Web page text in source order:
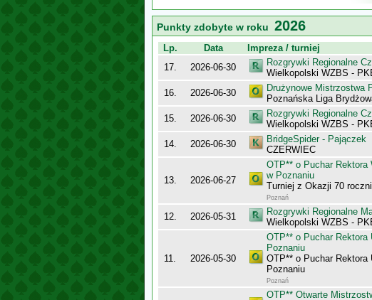
Punkty zdobyte w roku 2026
Lp. Data Impreza / turniej
17.
2026-06-30
Rozgrywki Regionalne
Wielkopolski WZBS -
16. 2026-06-30
Drużynowe Mistrzostwa
Poznańska Liga
15. 2026-06-30
Rozgrywki Regionalne
Wielkopolski WZBS -
14. 2026-06-30
BridgeSpider - Pajączek
CZERWIEC
13. 2026-06-27
OTP** o Puchar Rektora
w Poznaniu
Turniej z Okazji 70
Poznań
12. 2026-05-31
Rozgrywki Regionalne
Wielkopolski WZBS -
11. 2026-05-30
OTP** o Puchar Rektora
Poznaniu
OTP** o Puchar Rektora
Poznaniu
Poznań
OTP** Otwarte